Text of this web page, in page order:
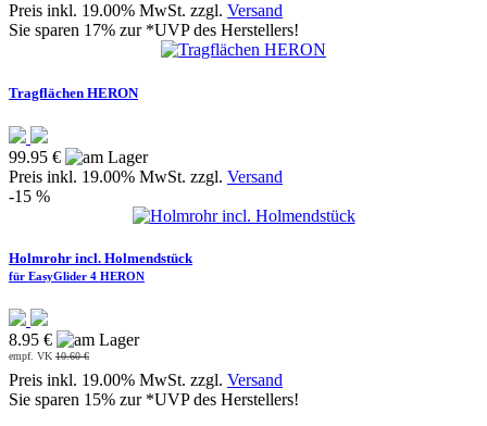
Preis inkl. 19.00% MwSt. zzgl. Versand
Sie sparen 17% zur *UVP des Herstellers!
Tragflächen HERON
99.95 €
Preis inkl. 19.00% MwSt. zzgl. Versand
-15 %
Holmrohr incl. Holmendstück
für EasyGlider 4 HERON
8.95 €
empf. VK 10.60 €
Preis inkl. 19.00% MwSt. zzgl. Versand
Sie sparen 15% zur *UVP des Herstellers!